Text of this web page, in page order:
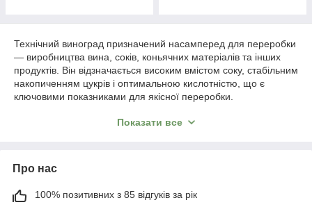
Технічний виноград призначений насамперед для переробки
— виробництва вина, соків, коньячних матеріалів та інших
продуктів. Він відзначається високим вмістом соку, стабільним
накопиченням цукрів і оптимальною кислотністю, що є
ключовими показниками для якісної переробки.
або малого розміру з округлою формою та міцною шкіркою.
витривалістю.
переносить навантаження урожаєм і є економічно вигідним
Показати все
Про нас
100% позитивних з 85 відгуків за рік